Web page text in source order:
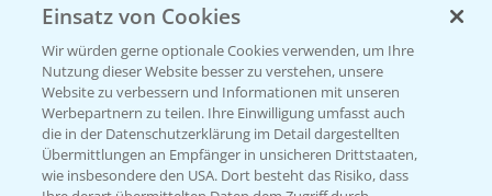
Beratung auf WhatsApp
T.+49 (0)174 346 564 1
KONTAKT
Hilfe in Notfällen
Einsatz von Cookies
Wir würden gerne optionale Cookies verwenden, um Ihre
Nutzung dieser Website besser zu verstehen, unsere
Website zu verbessern und Informationen mit unseren
Werbepartnern zu teilen. Ihre Einwilligung umfasst auch
die in der Datenschutzerklärung im Detail dargestellten
Übermittlungen an Empfänger in unsicheren Drittstaaten,
wie insbesondere den USA. Dort besteht das Risiko, dass